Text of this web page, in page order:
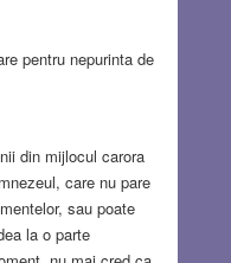
pentru nepurinta de
din mijlocul carora
care nu pare
sau poate
la o parte